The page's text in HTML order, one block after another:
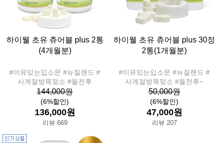
하이웰 초유 츄어블 plus 2통
(4개월분)
#이유있는입소문 #뉴질랜드 #
사계절방목젖소 #돌전후
144,000원
(6%할인)
136,000원
리뷰 669
하이웰 초유 츄어블 plus 30정
2통(1개월분)
#이유있는입소문 #뉴질랜드 #
사계절방목젖소 #돌전후~
50,000원
(6%할인)
47,000원
리뷰 207